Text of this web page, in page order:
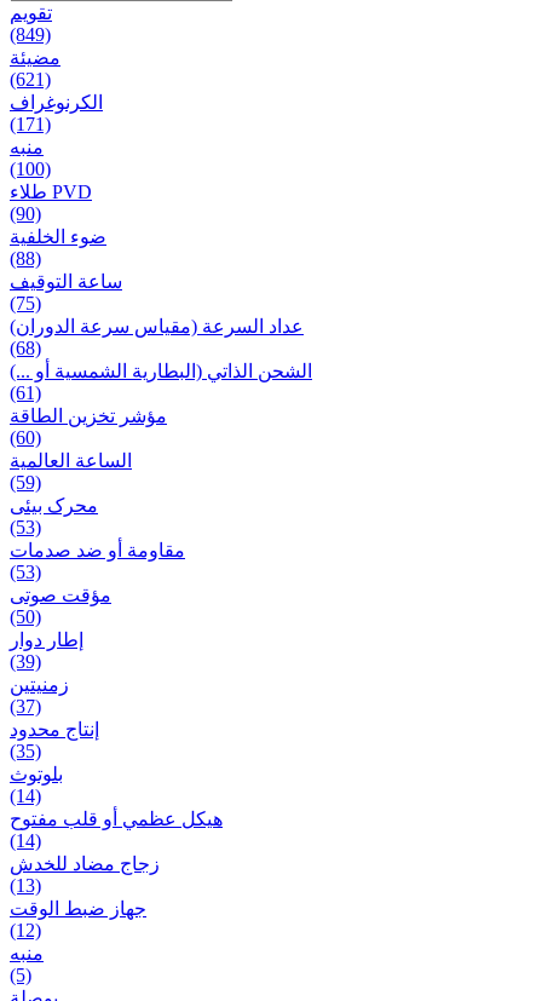
تقويم
(849)
مضيئة
(621)
الكرنوغراف
(171)
منبه
(100)
طلاء PVD
(90)
ضوء الخلفية
(88)
ساعة التوقيف
(75)
عداد السرعة (مقياس سرعة الدوران)
(68)
الشحن الذاتي (البطارية الشمسية أو ...)
(61)
مؤشر تخزين الطاقة
(60)
الساعة العالمية
(59)
محرک بیئی
(53)
مقاومة أو ضد صدمات
(53)
مؤقت صوتی
(50)
إطار دوار
(39)
زمنیتین
(37)
إنتاج محدود
(35)
بلوتوث
(14)
هيكل عظمي أو قلب مفتوح
(14)
زجاج مضاد للخدش
(13)
جهاز ضبط الوقت
(12)
منبه
(5)